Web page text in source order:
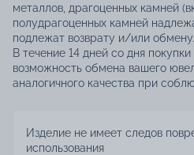
металлов, драгоценных камней
полудрагоценных камней
подлежат возврату и/или обмену.
В течение 14 дней со дня
возможность обмена вашего
аналогичного качества при
Изделие не имеет следов
использования